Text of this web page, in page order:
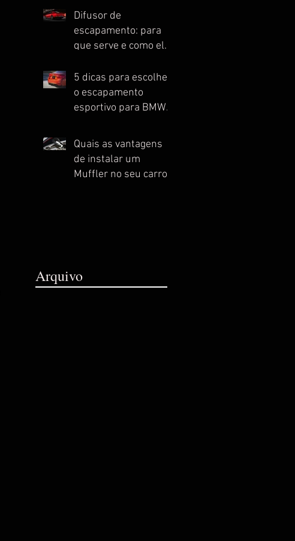
Difusor de
escapamento: para
que serve e como ele
desempenho do seu
automóvel esportivo
5 dicas para escolher
o escapamento
esportivo para BMW
Quais as vantagens
de instalar um
Muffler no seu carro
Arquivo